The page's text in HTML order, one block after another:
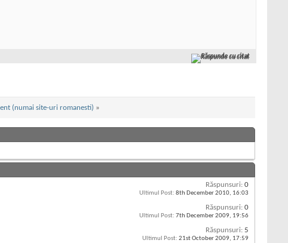
Răspunde cu citat
(numai site-uri romanesti) »
Răspunsuri: 0
Ultimul Post: 8th December 2010, 16:03
Răspunsuri: 0
Ultimul Post: 7th December 2009, 19:56
Răspunsuri: 5
Ultimul Post: 21st October 2009, 17:59